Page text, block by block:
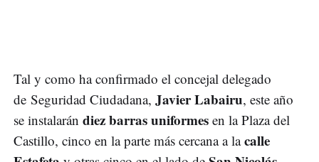
Tal y como ha confirmado el concejal delegado
de Seguridad Ciudadana, Javier Labairu, este año
se instalarán diez barras uniformes en la Plaza del
Castillo, cinco en la parte más cercana a lacalle